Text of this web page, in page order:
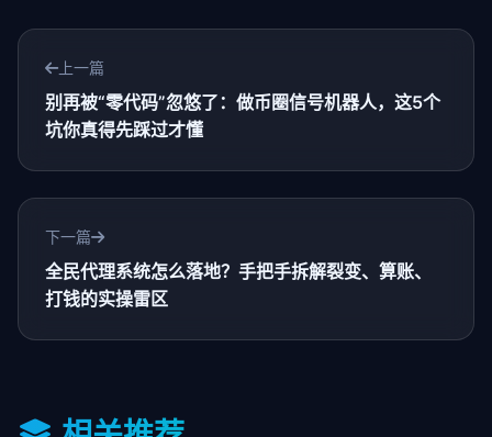
上一篇
别再被“零代码”忽悠了：做币圈信号机器人，这5个
坑你真得先踩过才懂
下一篇
全民代理系统怎么落地？手把手拆解裂变、算账、
打钱的实操雷区